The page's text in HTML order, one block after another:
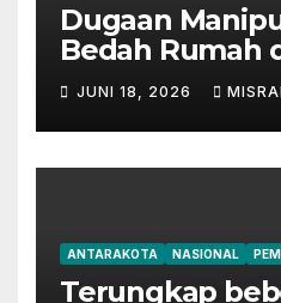
Dugaan
Bedah Rumah
Mesuji, Oknum
Bertanggung
Disinyalir
JUNI 18, 2026
ANTARAKOTA NASIONAL
Terungkap